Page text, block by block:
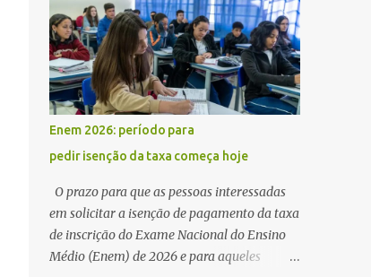
ou conquistar eleitorado. Confirmados até
agora como Pré candidatos Alex Monteiro,
Léo Bandeira Valcinete Araújo e Professor
Gerson Andrade há possibilidade de mais
nomes aparecer , ficaremos no aguardo para
trazer mais informações. A primeira
entrevista foi com o inimaginável Gerson
Andrade ,Professor da Rede Municipal
(efetivo), supervisor, Formado em Pedagogia
e Biomedicina pela UFPB. Leciona no Otto
Illi, Gilberto Inácio, Ellinora Dornellas
,Escola Américo Falcão. Gerson nos contou
Enem 2026: período para
pedir isenção da taxa começa hoje
O prazo para que as pessoas interessadas
em solicitar a isenção de pagamento da taxa
de inscrição do Exame Nacional do Ensino
Médio (Enem) de 2026 e para aqueles